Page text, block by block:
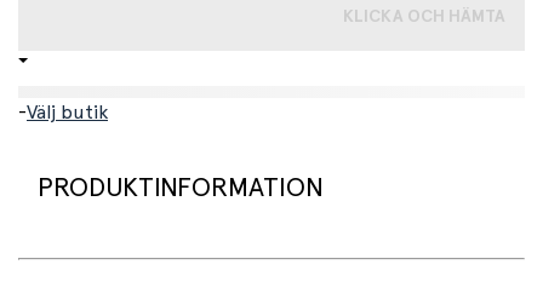
KLICKA OCH HÄMTA
-Välj butik
PRODUKTINFORMATION